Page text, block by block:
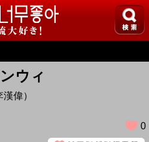
ウィ
偉）
0